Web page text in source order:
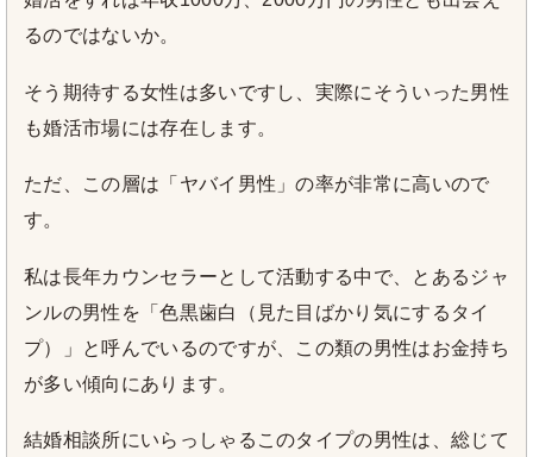
るのではないか。
そう期待する女性は多いですし、実際にそういった男性
も婚活市場には存在します。
ただ、この層は「ヤバイ男性」の率が非常に高いので
す。
私は長年カウンセラーとして活動する中で、とあるジャ
ンルの男性を「色黒歯白（見た目ばかり気にするタイ
プ）」と呼んでいるのですが、この類の男性はお金持ち
が多い傾向にあります。
結婚相談所にいらっしゃるこのタイプの男性は、総じて